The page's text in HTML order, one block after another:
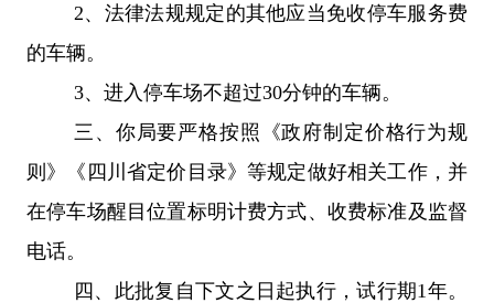
2、法律法规规定的其他应当免收停车服务费
的车辆。
3、进入停车场不超过30分钟的车辆。
三、你局要严格按照
《政府制定价格行为规
则》《四川省定价目录》等规定做好相关工作，并
在停车场醒目位置标明计费方式、收费标准及监督
电话。
四、此批复自下文之日起执行，试行期1 年。